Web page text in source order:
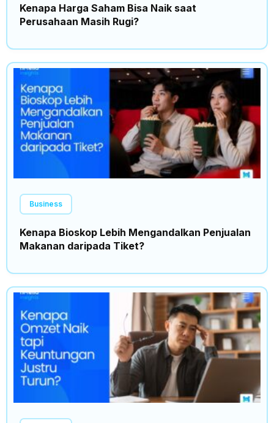
Kenapa Harga Saham Bisa Naik saat
Perusahaan Masih Rugi?
Business
Kenapa Bioskop Lebih Mengandalkan Penjualan
Makanan daripada Tiket?